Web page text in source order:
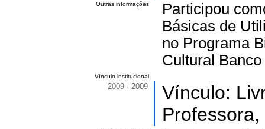
Outras informações
Participou
Básicas de
no Programa
Cultural
Vínculo institucional
2009 - 2009
Vínculo: